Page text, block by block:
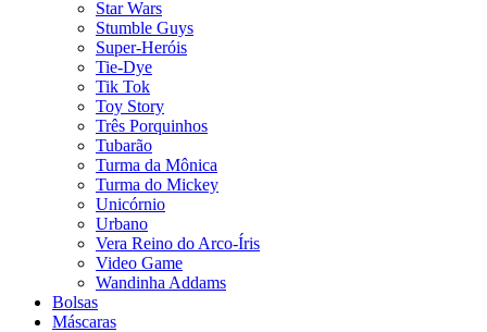
Star Wars
Stumble Guys
Super-Heróis
Tie-Dye
Tik Tok
Toy Story
Três Porquinhos
Tubarão
Turma da Mônica
Turma do Mickey
Unicórnio
Urbano
Vera Reino do Arco-Íris
Video Game
Wandinha Addams
Bolsas
Máscaras